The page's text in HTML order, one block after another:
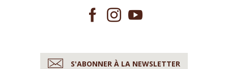
S'ABONNER À LA NEWSLETTER